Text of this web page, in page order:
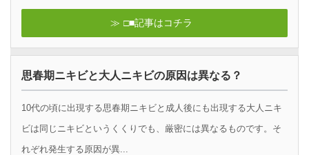
□■記事はコチラ
思春期ニキビと大人ニキビの原因は異なる？
10代の頃に出現する思春期ニキビと成人後にも出現する大人ニキ
ビは同じニキビというくくりでも、厳密には異なるものです。そ
れぞれ発生する原因が異...